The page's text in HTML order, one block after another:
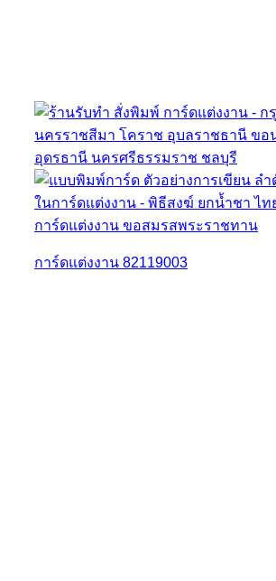
การ์ดแต่งงาน 82119003